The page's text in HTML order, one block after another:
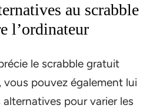
au scrabble
l’ordinateur
le scrabble gratuit
vous pouvez également lui
pour varier les